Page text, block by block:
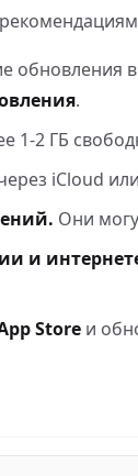
обновления в
.
1-2 ГБ
iCloud
Они
и
Store и